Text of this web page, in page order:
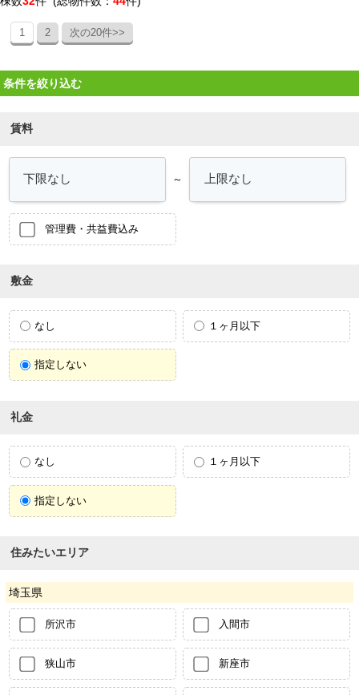
1 2 次の20件>>
条件を絞り込む
賃料
～
管理費・共益費込み
敷金
なし １ヶ月以下
指定しない
礼金
なし １ヶ月以下
指定しない
住みたいエリア
埼玉県
所沢市 入間市
狭山市 新座市